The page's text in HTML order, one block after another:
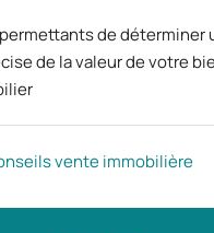
de déterminer
de la valeur de votre
vente immobilière